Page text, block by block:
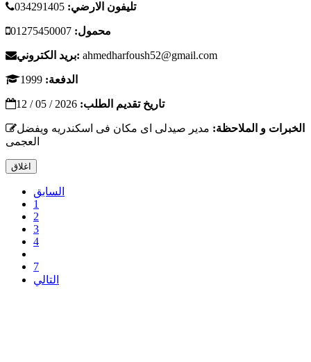
تليفون الارضي:
محمول:
بريد الكتروني: ahmedharfoush52@gmail.com
الدفعة:
تاريخ تقديم الطلب:
الخبرات و الملاحظة: مدير صيدلى اى مكان فى اسكندريه ويفضل
العجمى
اغلاق
السابق
1
2
3
4
7
التالي